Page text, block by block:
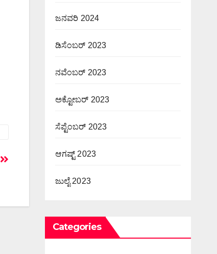
ಜನವರಿ 2024
ಡಿಸೆಂಬರ್ 2023
ನವೆಂಬರ್ 2023
ಅಕ್ಟೋಬರ್ 2023
ಸೆಪ್ಟೆಂಬರ್ 2023
ಆಗಷ್ಟ್ 2023
ಜುಲೈ 2023
Categories